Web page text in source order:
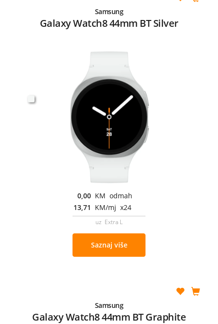
Samsung
Galaxy Watch8 44mm BT Silver
0,00 KM odmah
13,71 KM/mj x24
uz Extra L
Saznaj više
Samsung
Galaxy Watch8 44mm BT Graphite